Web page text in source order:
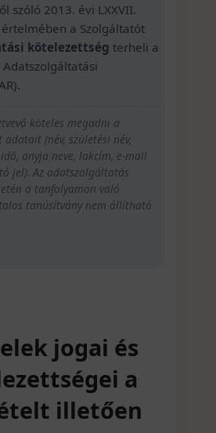
szóló 2013. évi LXXVII.
a Szolgáltatót
kötelezettség terheli a
köteles megadni a
(név, születési név,
anyja neve, lakcím, e-mail
jel). Az adatszolgáltatás
a tanfolyamon való
tanúsítvány nem állítható
jogai és
a
illetően